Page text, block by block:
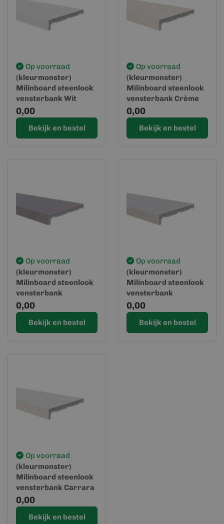
Op voorraad
(kleurmonster)
Milinboard steenlook
vensterbank Wit
0,00
Bekijk en bestel
Op voorraad
(kleurmonster)
Milinboard steenlook
vensterbank Crème
0,00
Bekijk en bestel
Op voorraad
(kleurmonster)
Milinboard steenlook
vensterbank
Freestone mat
0,00
Bekijk en bestel
Op voorraad
(kleurmonster)
Milinboard steenlook
vensterbank
Freestone light
0,00
Bekijk en bestel
Op voorraad
(kleurmonster)
Milinboard steenlook
vensterbank Carrara
marmer
0,00
Bekijk en bestel